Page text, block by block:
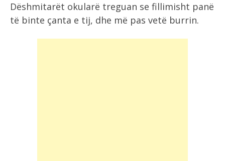
Dëshmitarët okularë treguan se fillimisht panë
të binte çanta e tij, dhe më pas vetë burrin.